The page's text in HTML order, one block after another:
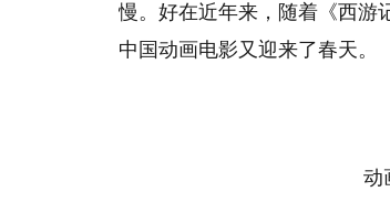
慢。好在近年来，随着《西游
中国动画电影又迎来了春天。
动